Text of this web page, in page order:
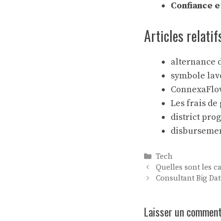
Confiance
Articles
alternance
symbole
Les frais
district
Catégories
Tech
Quelles sont les
Consultant Big
Laisser un